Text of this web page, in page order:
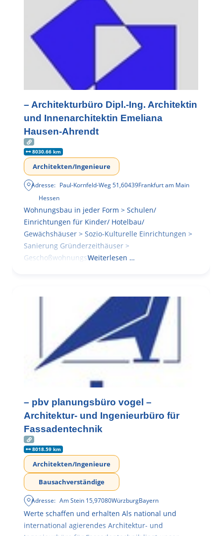
– Architekturbüro Dipl.-Ing. Architektin
und Innenarchitektin Emeliana
Hausen-Ahrendt
8030.66 km
Architekten/Ingenieure
Adresse: Paul-Kornfeld-Weg 51,60439Frankfurt am Main
Hessen
Wohnungsbau in jeder Form > Schulen/
Einrichtungen für Kinder/ Hotelbau/
Gewächshäuser > Sozio-Kulturelle Einrichtungen >
Sanierung Gründerzeithäuser >
GeschoßwohnungsbauWeiterlesen …
– pbv planungsbüro vogel –
Architektur- und Ingenieurbüro für
Fassadentechnik
8018.59 km
Architekten/Ingenieure
Bausachverständige
Adresse: Am Stein 15,97080WürzburgBayern
Werte schaffen und erhalten Als national und
international agierendes Architektur- und